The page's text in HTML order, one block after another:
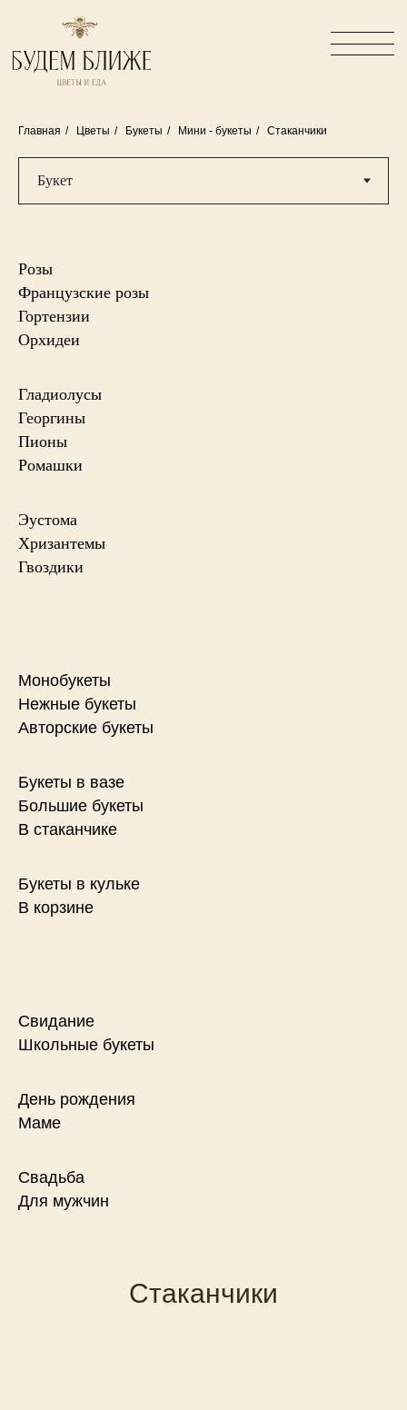
Главная / Цветы / Букеты / Мини - букеты / Стаканчики
Розы
Французские розы
Гортензии
Орхидеи
Гладиолусы
Георгины
Пионы
Ромашки
Эустома
Хризантемы
Гвоздики
Монобукеты
Нежные букеты
Авторские букеты
Букеты в вазе
Большие букеты
В стаканчике
Букеты в кульке
В корзине
Свидание
Школьные букеты
День рождения
Маме
Свадьба
Для мужчин
Стаканчики